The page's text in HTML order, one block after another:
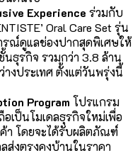
Experience ร่วมกับ
Oral Care Set รุ่น
รณ์ดูแลช่องปากสุดพิเศษให้
ธุรกิจ รวมกว่า 3.8 ล้าน
างประเทศ ตั้งแต่วันพรุ่งนี้
Program โปรแกรม
เป็นโมเดลธุรกิจใหม่เพื่อ
า โดยจะได้รับผลิตภัณฑ์
ส่งตรงุคงบ้านในราคา